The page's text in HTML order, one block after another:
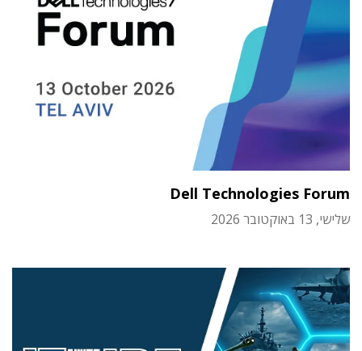
Dell Technologies Forum
שלישי, 13 באוקטובר 2026